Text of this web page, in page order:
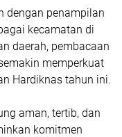
dengan penampilan
kecamatan di
daerah, pembacaan
memperkuat
Hardiknas tahun ini.
aman, tertib, dan
komitmen